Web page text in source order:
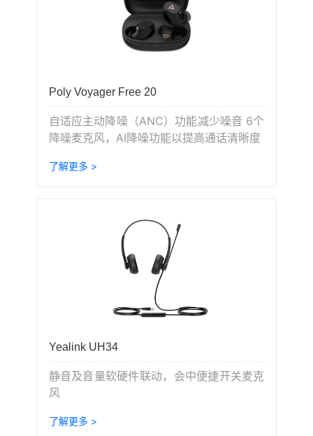
Poly Voyager Free 20
自适应主动降噪（ANC）功能减少噪音 6个
降噪麦克风，AI降噪功能以提高通话清晰度
了解更多 >
Yealink UH34
静音及音量软硬件联动，会中便捷开关麦克
风
了解更多 >